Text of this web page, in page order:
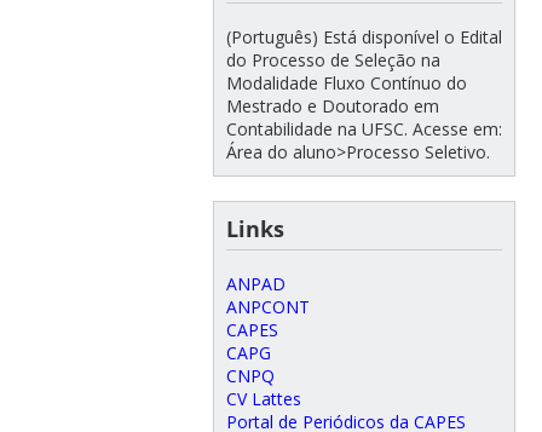
(Português) Está disponível o Edital
do Processo de Seleção na
Modalidade Fluxo Contínuo do
Mestrado e Doutorado em
Contabilidade na UFSC. Acesse em:
Área do aluno>Processo Seletivo.
Links
ANPAD
ANPCONT
CAPES
CAPG
CNPQ
CV Lattes
Portal de Periódicos da CAPES